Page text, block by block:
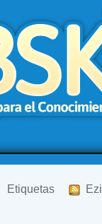
Etiquetas